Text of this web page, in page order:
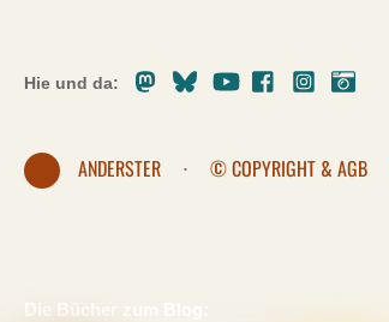
Hie und da:
MastodonBlueskyYoutubeFacebookInstagram
ANDERSTER · © COPYRIGHT & AGB
Die Bücher zum Blog: